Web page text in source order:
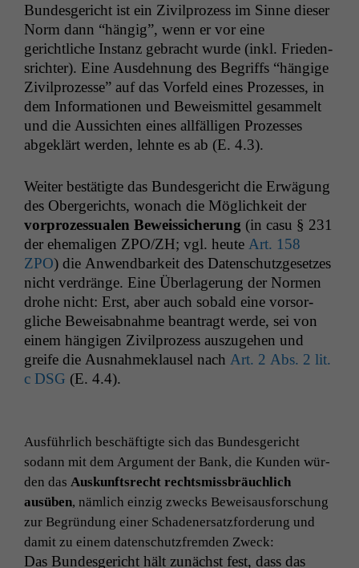
Bun­des­gericht ist ein Zivil­prozess im Sinne dieser
Norm dann “hängig”, wenn er vor eine
gerichtliche Instanz gebracht wurde (inkl. Frieden­
srichter). Eine Aus­dehnung des Begriffs “hängige
Zivil­prozesse” auf das Vor­feld eines Prozess­es, in
dem Infor­ma­tio­nen und Beweis­mit­tel gesam­melt
und die Aus­sicht­en eines allfäl­li­gen Prozess­es
abgek­lärt wer­den, lehnte es ab (E. 4.3).
Weit­er bestätigte das Bun­des­gericht die Erwä­gung
des Oberg­erichts, wonach die Möglichkeit der
vor­prozes­sualen Beweis­sicherung (in casu § 231
der ehe­ma­li­gen ZPO/ZH; vgl. heute Art. 158
ZPO) die Anwend­barkeit des Daten­schutzge­set­zes
nicht ver­dränge. Eine Über­lagerung der Nor­men
dro­he nicht: Erst, aber auch sobald eine vor­sor­
gliche Beweis­ab­nahme beantragt werde, sei von
einem hängi­gen Zivil­prozess auszuge­hen und
greife die Aus­nah­meklausel nach Art. 2 Abs. 2 lit.
c DSG (E. 4.4).
Aus­führlich beschäftigte sich das Bun­des­gericht
sodann mit dem Argu­ment der Bank, die Kun­den wür­
den das Auskun­ft­srecht rechtsmiss­bräuch­lich
ausüben, näm­lich einzig zwecks Beweisaus­forschung
zur Begrün­dung ein­er Schaden­er­satz­forderung und
damit zu einem daten­schutzfrem­den Zweck:
Das Bun­des­gericht hält zunächst fest, dass das